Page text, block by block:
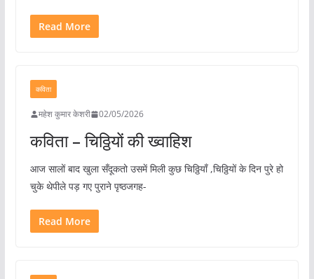
Read More
कविता
महेश कुमार केशरी 02/05/2026
कविता – चिठ्ठियों की ख्वाहिश
आज सालों बाद खुला सँदूकतो उसमें मिली कुछ चिठ्ठियाँ ,चिठ्ठियों के दिन पुरे हो
चुके थेपीले पड़ गए पुराने पृष्ठजगह-
Read More